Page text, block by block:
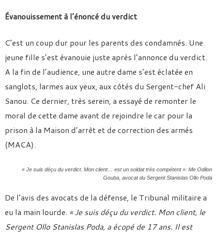
Évanouissement à l’énoncé du verdict
C’est un coup dur pour les parents des condamnés. Une
jeune fille s’est évanouie juste après l’annonce du verdict.
A la fin de l’audience, une autre dame s’est éclatée en
sanglots, larmes aux yeux, aux côtés du Sergent-chef Ali
Sanou. Ce dernier, très serein, a essayé de remonter le
moral de cette dame avant de rejoindre le car pour la
prison à la Maison d’arrêt et de correction des armés
(MACA).
« Je suis déçu du verdict. Mon client… est un soldat très compétent »: Me Odilon
Gouba, avocat du Sergent Stanislas Ollo Poda
De l’avis des avocats de la défense, le Tribunal militaire a
eu la main lourde. « Je suis déçu du verdict. Mon client, le
Sergent Ollo Stanislas Poda, a écopé de 17 ans. Il est